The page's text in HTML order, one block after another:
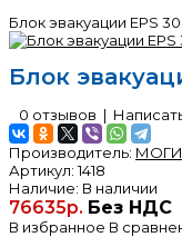
Блок эвакуации EPS
Блок
0 отзывов |
Производитель:
Артикул:1418
Наличие: В наличии
76635р. Без НДС
В избранное В